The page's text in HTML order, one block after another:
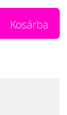
Kosárba